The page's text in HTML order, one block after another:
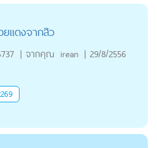
ยแดงจากสิว
| จากคุณ irean | 29/8/2556